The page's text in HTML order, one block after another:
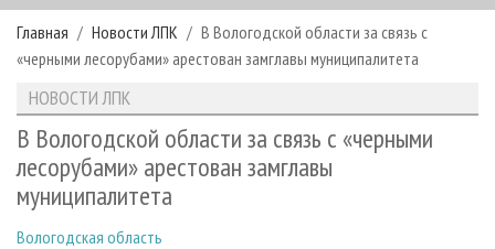
РУБРИКИ И ТЕМЫ
РУБРИКИ ЖУРНАЛА
ЛЕСОЗАГОТОВКА
ЛЕСОПИЛЕНИЕ
ДЕРЕВООБРАБОТКА
СУШКА ДРЕВЕСИНЫ
НОВОСТИ
НОВОСТИ ЛПК
НОВОСТИ ЖУРНАЛА
НОВОСТИ КОМПАНИЙ
ПРОЕКТЫ ЛПИ
АНАЛИТИКА
ПРЕДПРИЯТИЯ ЛПК
ЛЕСНЫЕ РЕГИОНЫ РОССИИ
ПЕРСОНЫ
АРХИВ
АРХИВ ЖУРНАЛОВ
СТАТЬИ
О ЖУРНАЛЕ
ПОДПИСКА
КОНТАКТЫ
РЕКЛАМОДАТЕЛЯМ
РЕКЛАМА
Главная Новости ЛПК
В Вологодской области за связь с
«черными лесорубами» арестован замглавы муниципалитета
НОВОСТИ ЛПК
В Вологодской области за связь с «черными
лесорубами» арестован замглавы
муниципалитета
Вологодская область